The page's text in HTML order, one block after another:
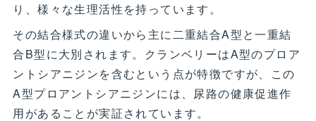
り、様々な生理活性を持っています。
その結合様式の違いから主に二重結合A型と一重結
合B型に大別されます。クランベリーはA型のプロア
ントシアニジンを含むという点が特徴ですが、この
A型プロアントシアニジンには、尿路の健康促進作
用があることが実証されています。